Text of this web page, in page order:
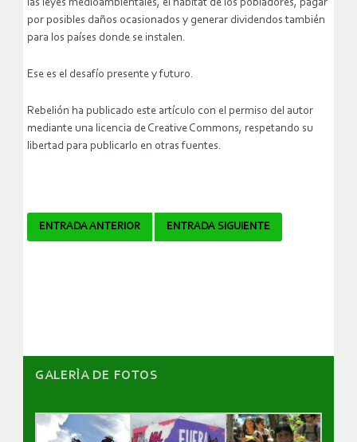
las leyes medioambientales, el hábitat de los pobladores, pagar
por posibles daños ocasionados y generar dividendos también
para los países donde se instalen.
Ese es el desafío presente y futuro.
Rebelión ha publicado este artículo con el permiso del autor
mediante una licencia de Creative Commons, respetando su
libertad para publicarlo en otras fuentes.
Navegador
ENTRADA ANTERIOR ENTRADA SIGUIENTE
GALERÌA DE FOTOS